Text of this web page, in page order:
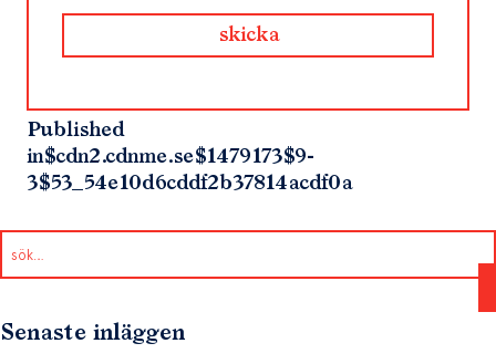
Published
in$cdn2.cdnme.se$1479173$9-
3$53_54e10d6cddf2b37814acdf0a
Senaste inläggen